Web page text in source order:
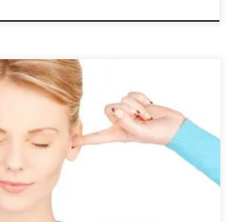
אחת התופעות הלא נעימות היא גרד
האדם מגרד באוזן כיוון שהגרד חוזר
שהיא מאד מציקה בחיי היום יום. טיפול
גרד באוזניים רפואה סינית נובע מסיבות
כמה וכמה אופציות כדי לסייע לכל